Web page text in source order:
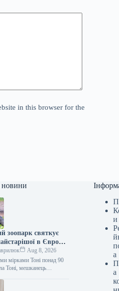
in this browser for the
новини
зоопарк святкує
в Європі
Aug 8, 2026
мірками Тоні понад 90
Тоні, мешканець
цієї нагоди він отримав…
и
а
а